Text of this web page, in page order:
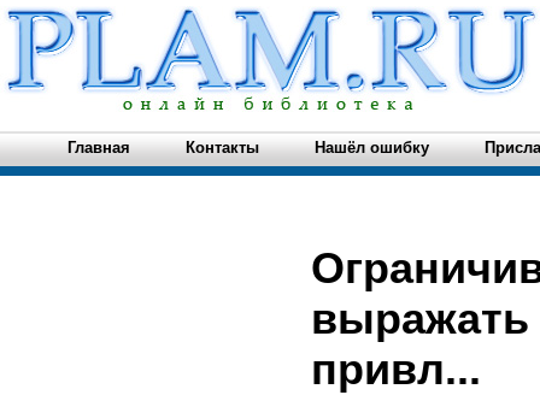
Главная Контакты Нашёл ошибку
выражать
привл...